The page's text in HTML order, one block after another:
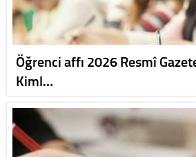
Öğrenci affı 2026 Resmî
Kiml…